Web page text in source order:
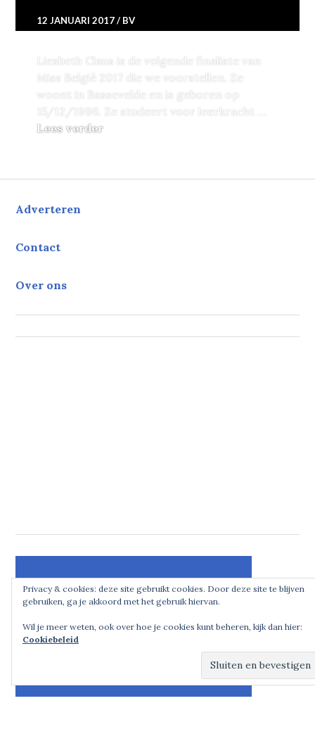
12 JANUARI 2017 BV
Liesbeth Claus is de volgende finaliste van
Miss België 2017 die we voorstellen. Ze
woont in Bassevelde en is geboren op
15/12/1996. Ze studeert voor leerkracht …
Lees verderFinale Miss België 2017: 19. Liesbeth
Adverteren
Contact
Over ons
Privacy & cookies: deze site gebruikt cookies. Door deze site te blijven
gebruiken, ga je akkoord met het gebruik hiervan.
Wil je meer weten, ook over hoe je cookies kunt beheren, kijk dan hier:
Cookiebeleid